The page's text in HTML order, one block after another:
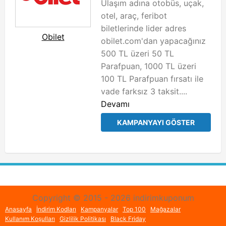
Obilet
Ulaşım adına otobüs, uçak,
otel, araç, feribot
biletlerinde lider adres
obilet.com'dan yapacağınız
500 TL üzeri 50 TL
Parafpuan, 1000 TL üzeri
100 TL Parafpuan fırsatı ile
vade farksız 3 taksit....
Devamı
KAMPANYAYI GÖSTER
Copyright © 2015 - 2026 indirimkuponum
Anasayfa İndirim Kodları Kampanyalar Top 100
Mağazalar
Kullanım Koşulları
Gizlilik Politikası Black Friday